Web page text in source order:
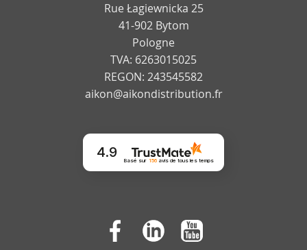
Rue Łagiewnicka 25
41-902 Bytom
Pologne
TVA: 6263015025
REGON: 243545582
aikon@aikondistribution.fr
4.9
Basé sur 156avis de tous les temps